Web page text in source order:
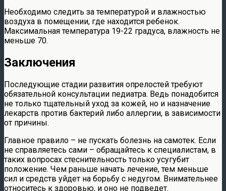
Необходимо следить за температурой и влажностью
воздуха в помещении, где находится ребенок.
Максимальная температура 19-22 градуса, влажность не
меньше 70.
Заключения
Последующие стадии развития опрелостей требуют
обязательной консультации педиатра. Ведь понадобится
не только тщательный уход за кожей, но и назначение
лекарств против бактерий либо аллергии, в зависимости
от причины.
Главное правило – не пускать болезнь на самотек. Если
не справляетесь сами – обращайтесь к специалистам, в
таких вопросах стеснительность только усугубит
положение. Чем раньше начать лечение, тем меньше
сил и средств уйдет на борьбу с недугом. Внимательнее
относитесь к здоровью, и оно не подведет.